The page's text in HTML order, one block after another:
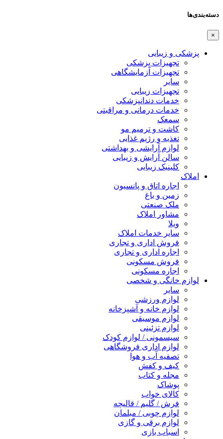
دسته‌بندی‌ها
×
پزشکی و زیبایی
تجهیزات پزشکی
تجهیزات آزمایشگاهی
سایر
تجهیزات زیبایی
خدمات دندانپزشکی
خدمات درمانی و مراقبتی
سمعک
کاشت و ترمیم مو
تغذیه و رژیم غذایی
لوازم آرایشی و بهداشتی
سالن آرایش و زیبایی
کلینیک زیبایی
املاک
اجاره اتاق و پانسیون
زمین و باغ
ملک صنعتی
مشاور املاک
ویلا
سایر خدمات املاک
فروش اداری و تجاری
اجاره اداری و تجاری
فروش مسکونی
اجاره مسکونی
لوازم خانگی و شخصی
سایر
لوازم ورزشی
لوازم خانه و آشپزخانه
لوازم موسیقی
لوازم تزئینی
سیسمونی / لوازم کودک
لوازم اداری فروشگاهی
تصفیه آب و هوا
کیف و کفش
مجله و کتاب
پوشاک
کالای خواب
فرش / گلیم / قالیچه
لوازم چوبی / مبلمان
لوازم برقی و گازی
اسباب بازی